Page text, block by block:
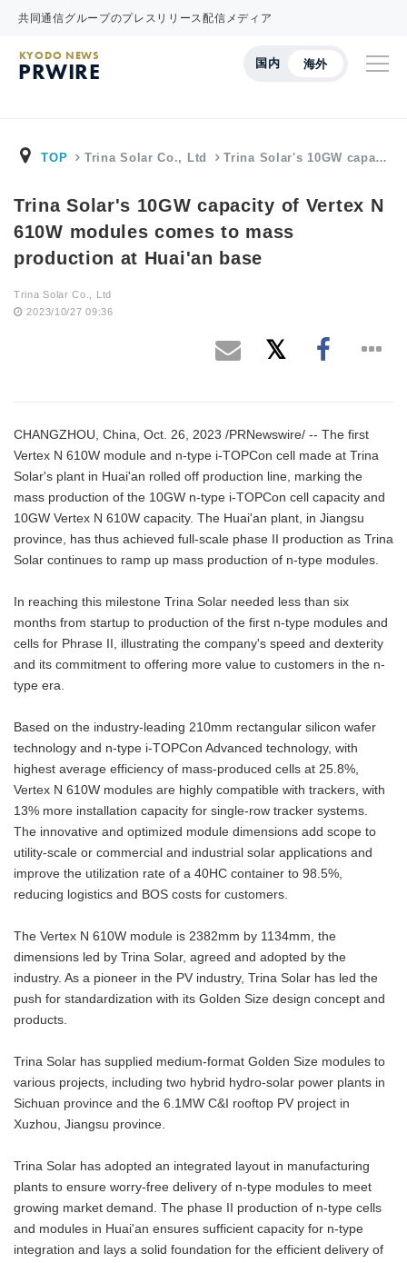
共同通信グループのプレスリリース配信メディア
国内 海外
KYODO NEWS
PRWIRE
TOP Trina Solar Co., Ltd Trina Solar's 10GW capa…
Trina Solar's 10GW capacity of Vertex N
610W modules comes to mass
production at Huai'an base
Trina Solar Co., Ltd
2023/10/27 09:36
CHANGZHOU, China, Oct. 26, 2023 /PRNewswire/ -- The first
Vertex N 610W module and n-type i-TOPCon cell made at Trina
Solar's plant in Huai'an rolled off production line, marking the
mass production of the 10GW n-type i-TOPCon cell capacity and
10GW Vertex N 610W capacity. The Huai'an plant, in Jiangsu
province, has thus achieved full-scale phase II production as Trina
Solar continues to ramp up mass production of n-type modules.
In reaching this milestone Trina Solar needed less than six
months from startup to production of the first n-type modules and
cells for Phrase II, illustrating the company's speed and dexterity
and its commitment to offering more value to customers in the n-
type era.
Based on the industry-leading 210mm rectangular silicon wafer
technology and n-type i-TOPCon Advanced technology, with
highest average efficiency of mass-produced cells at 25.8%,
Vertex N 610W modules are highly compatible with trackers, with
13% more installation capacity for single-row tracker systems.
The innovative and optimized module dimensions add scope to
utility-scale or commercial and industrial solar applications and
improve the utilization rate of a 40HC container to 98.5%,
reducing logistics and BOS costs for customers.
The Vertex N 610W module is 2382mm by 1134mm, the
dimensions led by Trina Solar, agreed and adopted by the
industry. As a pioneer in the PV industry, Trina Solar has led the
push for standardization with its Golden Size design concept and
products.
Trina Solar has supplied medium-format Golden Size modules to
various projects, including two hybrid hydro-solar power plants in
Sichuan province and the 6.1MW C&I rooftop PV project in
Xuzhou, Jiangsu province.
Trina Solar has adopted an integrated layout in manufacturing
plants to ensure worry-free delivery of n-type modules to meet
growing market demand. The phase II production of n-type cells
and modules in Huai'an ensures sufficient capacity for n-type
integration and lays a solid foundation for the efficient delivery of